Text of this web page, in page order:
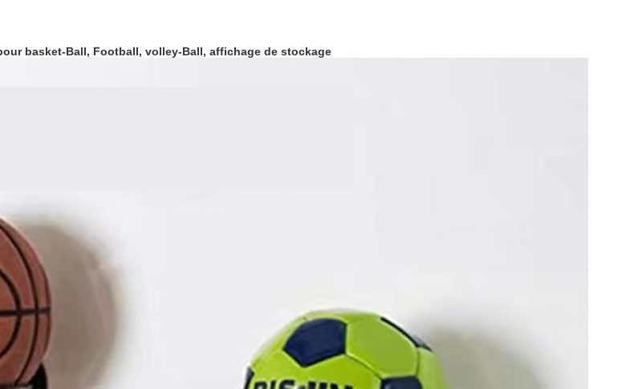
basket-Ball, Football, volley-Ball, affichage de stockage